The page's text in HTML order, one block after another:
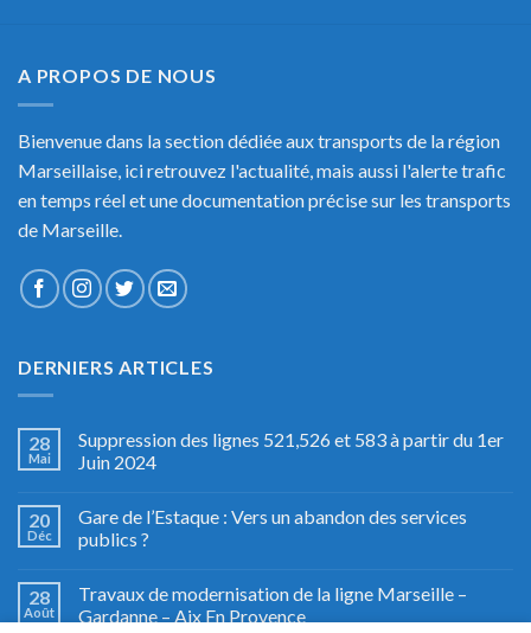
A PROPOS DE NOUS
Bienvenue dans la section dédiée aux transports de la région
Marseillaise, ici retrouvez l'actualité, mais aussi l'alerte trafic
en temps réel et une documentation précise sur les transports
de Marseille.
DERNIERS ARTICLES
28
Mai
Suppression des lignes 521,526 et 583 à partir du 1er
Juin 2024
20
Déc
Gare de l’Estaque : Vers un abandon des services
publics ?
28
Août
Travaux de modernisation de la ligne Marseille –
Gardanne – Aix En Provence